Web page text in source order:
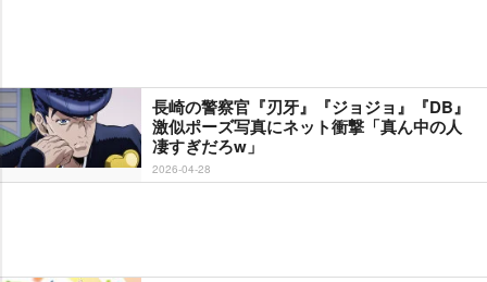
長崎の警察官『刃牙』『ジョジョ』『DB』
激似ポーズ写真にネット衝撃「真ん中の人
凄すぎだろw」
2026-04-28